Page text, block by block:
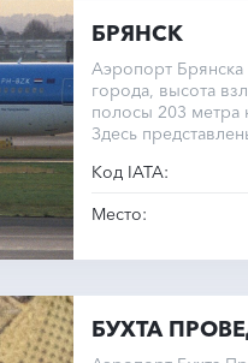
БРЯНСК
Аэропорт
города, высота
полосы 203
Здесь
Код IATA:
Место:
БУХТА